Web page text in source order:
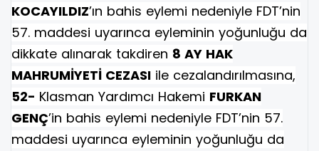
KOCAYILDIZ’ın bahis eylemi nedeniyle FDT’nin
57. maddesi uyarınca eyleminin yoğunluğu da
dikkate alınarak takdiren 8 AY HAK
MAHRUMİYETİ CEZASI ile cezalandırılmasına,
52- Klasman Yardımcı Hakemi FURKAN
GENÇ’in bahis eylemi nedeniyle FDT’nin 57.
maddesi uyarınca eyleminin yoğunluğu da